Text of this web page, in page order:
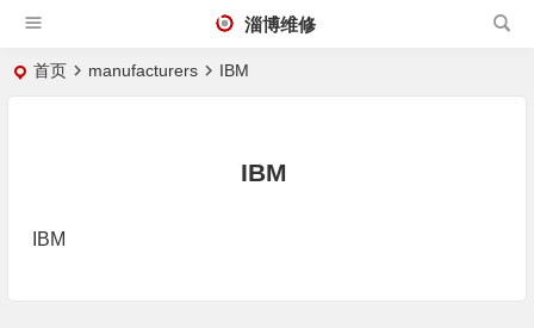
淄博维修
首页 manufacturers IBM
IBM
IBM